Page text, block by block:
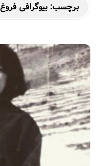
برچسب:بیوگرافی فروغ